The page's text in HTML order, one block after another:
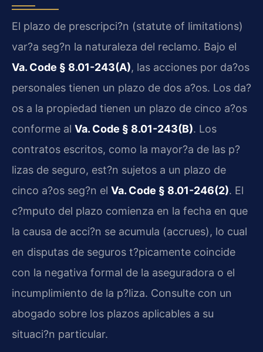
El plazo de prescripci?n (statute of limitations)
var?a seg?n la naturaleza del reclamo. Bajo el
Va. Code § 8.01-243(A), las acciones por da?os
personales tienen un plazo de dos a?os. Los da?
os a la propiedad tienen un plazo de cinco a?os
conforme al Va. Code § 8.01-243(B). Los
contratos escritos, como la mayor?a de las p?
lizas de seguro, est?n sujetos a un plazo de
cinco a?os seg?n el Va. Code § 8.01-246(2). El
c?mputo del plazo comienza en la fecha en que
la causa de acci?n se acumula (accrues), lo cual
en disputas de seguros t?picamente coincide
con la negativa formal de la aseguradora o el
incumplimiento de la p?liza. Consulte con un
abogado sobre los plazos aplicables a su
situaci?n particular.